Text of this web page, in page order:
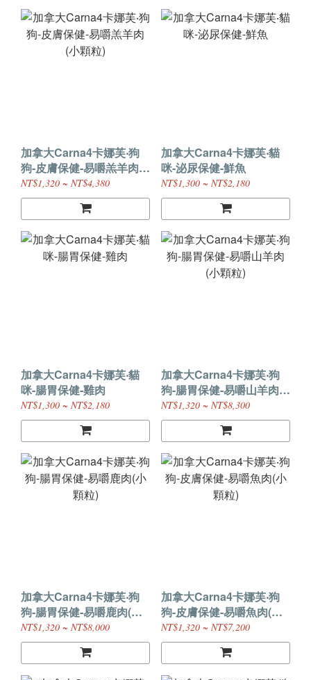
加拿大Carna4卡娜芙‧狗
狗-皮膚保健-易嚼羔羊肉
(小顆粒)
NT$1,320 ~ NT$4,380
加拿大Carna4卡娜芙‧貓
咪-泌尿保健-鮮魚
NT$1,300 ~ NT$2,180
加拿大Carna4卡娜芙‧貓
咪-腸胃保健-雞肉
NT$1,300 ~ NT$2,180
加拿大Carna4卡娜芙‧狗
狗-腸胃保健-易嚼山羊肉
(小顆粒)
NT$1,320 ~ NT$8,300
加拿大Carna4卡娜芙‧狗
狗-腸胃保健-易嚼鹿肉(小
顆粒)
NT$1,320 ~ NT$8,000
加拿大Carna4卡娜芙‧狗
狗-皮膚保健-易嚼魚肉(小
顆粒)
NT$1,320 ~ NT$7,200